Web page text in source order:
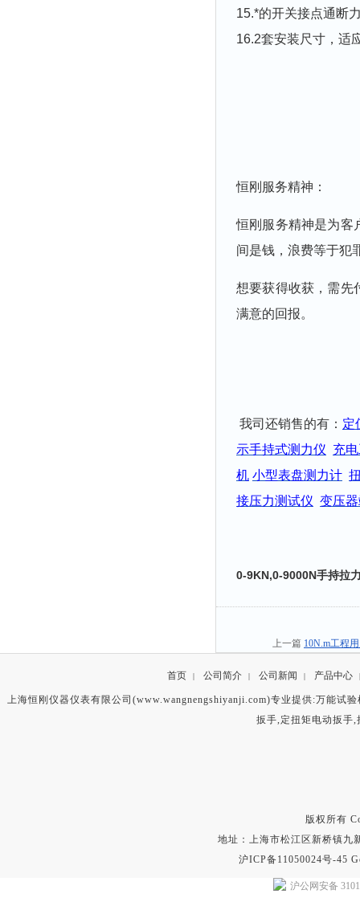
15.*的开关接点通断
16.2套安装尺寸，适
恒刚服务精神：
恒刚服务精神是为客
间是钱，浪费等于犯
想要获得收获，需先
满意的回报。
我司还销售的有： 定
示手持式测力仪 充
机 小型表盘测力计
接压力测试仪 变压
0-9KN,0-9000N手持拉
上一篇 10N.m工程
首页 | 公司简介 | 公司新闻 | 产品中心 |
上海恒刚仪器仪表有限公司(www.wangnengshiyanji.com)专业提供:万能试验
扳手, 定扭矩电动扳手,
版权所有
地址：上海市松江区新桥镇九
沪ICP备11050024号-45
沪公网安备